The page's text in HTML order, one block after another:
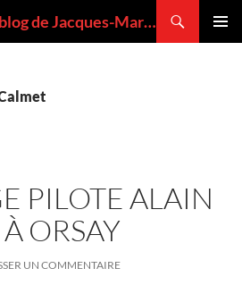
VOLCANMANIA : le blog de Jacques-Marie BARDINTZEFF, volcanologue
PILOTE ALAIN
ORSAY
UN COMMENTAIRE